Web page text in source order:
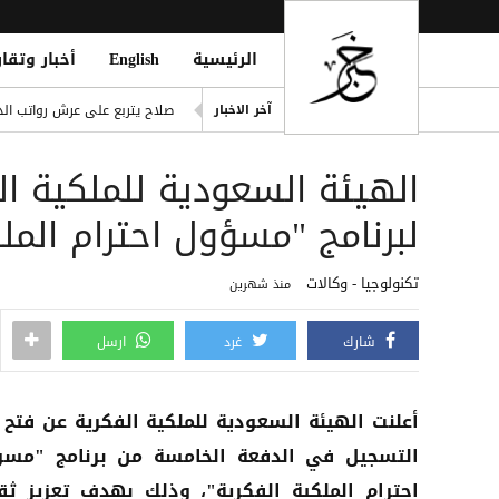
الرئيسية English أخبار
آخر الاخبار
صلاح يتربع على عرش رواتب
ديوماندي يكتب التاريخ: أغلى
Attack on Marib Camp
انفراد| مصادر تكشف
الهيئة السعودية للملكية
لبرنامج "مسؤول احترام
تكنولوجيا - وكالات منذ شهرين
شارك غرد ارسل
أعلنت الهيئة السعودية للملكية الفكرية عن
التسجيل في الدفعة الخامسة من برنامج
احترام الملكية الفكرية"، وذلك بهدف تعزيز